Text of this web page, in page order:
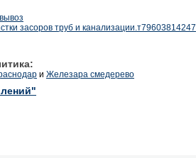
засоров труб и канализации.т79603814247
и Железара смедерево